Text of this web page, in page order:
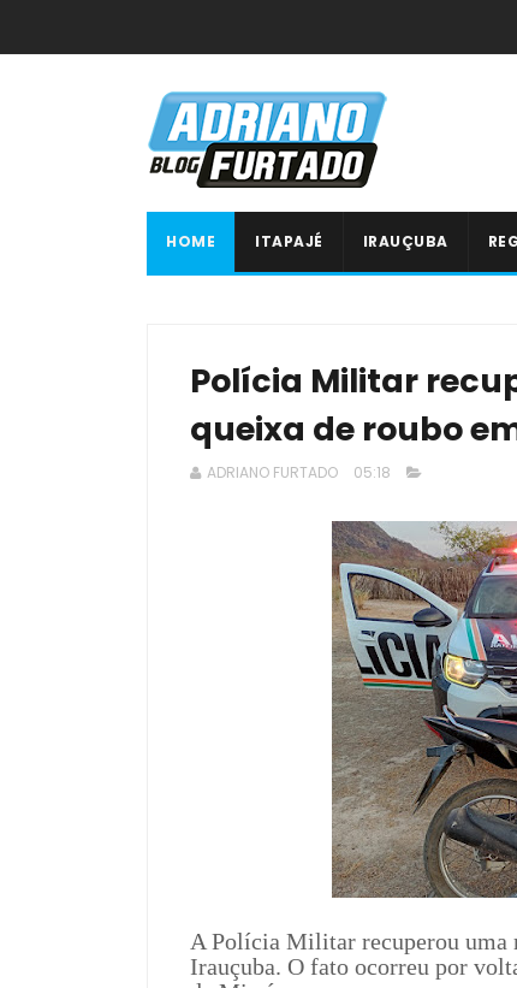
HOME ITAPAJÉ IRAUÇUBA
Polícia Militar
queixa de roubo
ADRIANO FURTADO 05:18
A Polícia Militar recuperou uma
Irauçuba. O fato ocorreu por